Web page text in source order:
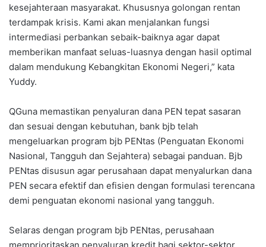
kesejahteraan masyarakat. Khususnya golongan rentan
terdampak krisis. Kami akan menjalankan fungsi
intermediasi perbankan sebaik-baiknya agar dapat
memberikan manfaat seluas-luasnya dengan hasil optimal
dalam mendukung Kebangkitan Ekonomi Negeri,” kata
Yuddy.
QGuna memastikan penyaluran dana PEN tepat sasaran
dan sesuai dengan kebutuhan, bank bjb telah
mengeluarkan program bjb PENtas (Penguatan Ekonomi
Nasional, Tangguh dan Sejahtera) sebagai panduan. Bjb
PENtas disusun agar perusahaan dapat menyalurkan dana
PEN secara efektif dan efisien dengan formulasi terencana
demi penguatan ekonomi nasional yang tangguh.
Selaras dengan program bjb PENtas, perusahaan